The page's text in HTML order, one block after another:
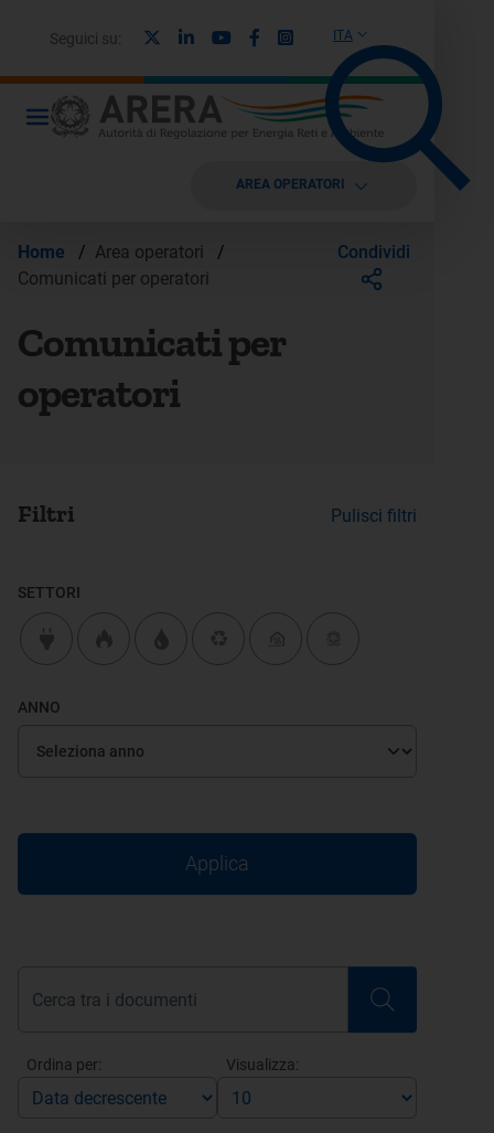
ITA
Seguici su: LinkedinYoutubeFacebook
Instagram
AREA OPERATORI
Home / Area operatori
/
Comunicati per operatori
Condividi
Comunicati per
operatori
Filtri Pulisci filtri
SETTORI
ANNO
Applica
Ordina per: Visualizza: